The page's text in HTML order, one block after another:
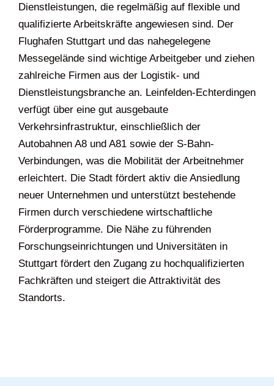
Dienstleistungen, die regelmäßig auf flexible und
qualifizierte Arbeitskräfte angewiesen sind. Der
Flughafen Stuttgart und das nahegelegene
Messegelände sind wichtige Arbeitgeber und ziehen
zahlreiche Firmen aus der Logistik- und
Dienstleistungsbranche an. Leinfelden-Echterdingen
verfügt über eine gut ausgebaute
Verkehrsinfrastruktur, einschließlich der
Autobahnen A8 und A81 sowie der S-Bahn-
Verbindungen, was die Mobilität der Arbeitnehmer
erleichtert. Die Stadt fördert aktiv die Ansiedlung
neuer Unternehmen und unterstützt bestehende
Firmen durch verschiedene wirtschaftliche
Förderprogramme. Die Nähe zu führenden
Forschungseinrichtungen und Universitäten in
Stuttgart fördert den Zugang zu hochqualifizierten
Fachkräften und steigert die Attraktivität des
Standorts.